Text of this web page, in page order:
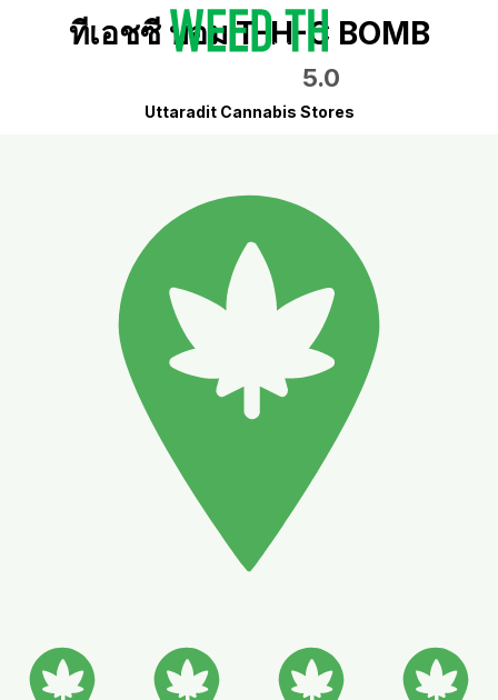
ทีเอชซี บอม T-H-C BOMB
5.0
Uttaradit Cannabis Stores